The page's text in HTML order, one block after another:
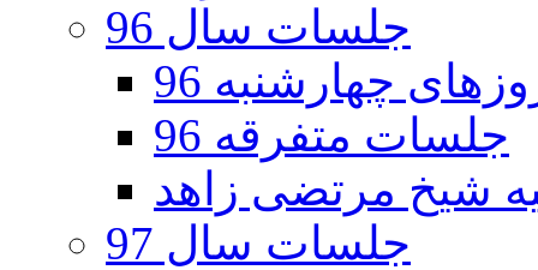
جلسات سال 96
چهارشنبه 96
جلسات متفرقه 96
جلسات سال 97